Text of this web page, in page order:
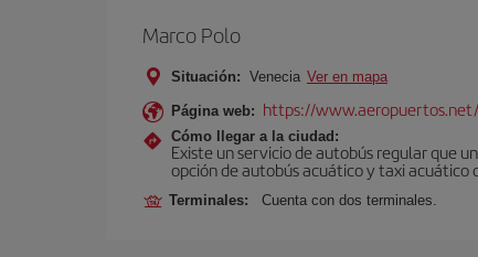
Marco Polo
Situación: Venecia Ver en mapa
Página web: https://
Cómo llegar a la ciudad:
Existe un servicio de autobús regular que
opción de autobús acuático y taxi acuático
Terminales: Cuenta con dos terminales.